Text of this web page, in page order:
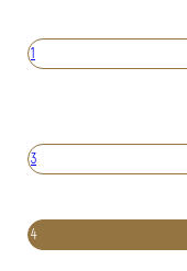
1
3
4